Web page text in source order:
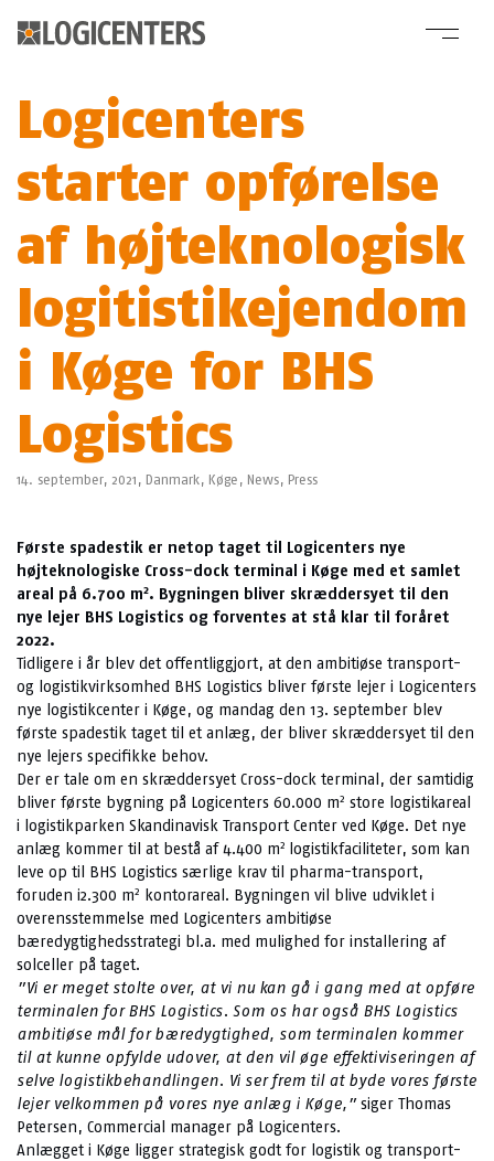
Logicenters
starter opførelse
af højteknologisk
logitistikejendom
i Køge for BHS
Logistics
14. september, 2021, Danmark, Køge , News, Press
Første spadestik er netop taget til Logicenters nye
højteknologiske Cross-dock terminal i Køge med et samlet
areal på 6.700 m2. Bygningen bliver skræddersyet til den
nye lejer BHS Logistics og forventes at stå klar til foråret
2022.
Tidligere i år blev det offentliggjort, at den ambitiøse transport-
og logistikvirksomhed BHS Logistics bliver første lejer i Logicenters
nye logistikcenter i Køge, og mandag den 13. september blev
første spadestik taget til et anlæg, der bliver skræddersyet til den
nye lejers specifikke behov.
Der er tale om en skræddersyet Cross-dock terminal, der samtidig
bliver første bygning på Logicenters 60.000 m2 store logistikareal
i logistikparken Skandinavisk Transport Center ved Køge. Det nye
anlæg kommer til at bestå af 4.400 m2 logistikfaciliteter, som kan
leve op til BHS Logistics særlige krav til pharma-transport,
foruden i2.300 m2 kontorareal. Bygningen vil blive udviklet i
overensstemmelse med Logicenters ambitiøse
bæredygtighedsstrategi bl.a. med mulighed for installering af
solceller på taget.
”Vi er meget stolte over, at vi nu kan gå i gang med at opføre
terminalen for BHS Logistics. Som os har også BHS Logistics
ambitiøse mål for bæredygtighed, som terminalen kommer
til at kunne opfylde udover, at den vil øge effektiviseringen af
selve logistikbehandlingen. Vi ser frem til at byde vores første
lejer velkommen på vores nye anlæg i Køge,”siger Thomas
Petersen, Commercial manager på Logicenters.
Anlægget i Køge ligger strategisk godt for logistik og transport-